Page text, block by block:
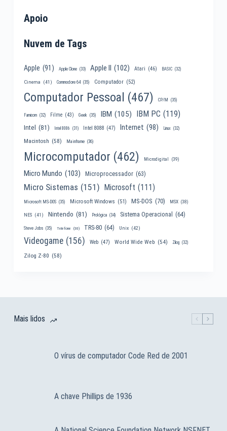
Apoio
Nuvem de Tags
Apple (91) Apple Clone (33) Apple II (102) Atari (46) BASIC (32)
Cinema (41) Commodore 64 (35) Computador (52)
Computador Pessoal (467) CP/M (35)
Famicom (32) Filme (43) Geek (35) IBM (105) IBM PC (119)
Intel (81) Intel 8086 (31) Intel 8088 (47) Internet (98) Linux (32)
Macintosh (58) Mainframe (36)
Microcomputador (462) Microdigital (39)
Micro Mundo (103) Microprocessador (63)
Micro Sistemas (151) Microsoft (111)
Microsoft MS-DOS (35) Microsoft Windows (51) MS-DOS (70) MSX (38)
NES (41) Nintendo (81) Prológica (34) Sistema Operacional (64)
Steve Jobs (35) Telefone (30) TRS-80 (64) Unix (42)
Videogame (156) Web (47) World Wide Web (54) Zilog (32)
Zilog Z-80 (58)
Mais lidos
O vírus de computador Code Red de 2001
A chave Phillips de 1936